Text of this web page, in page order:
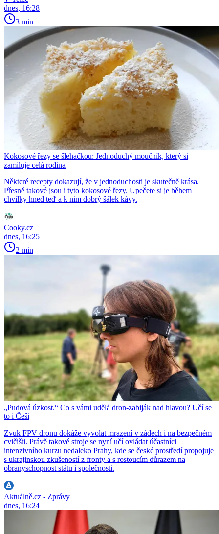
dnes, 16:28
3 min
Kokosové řezy se šlehačkou: Jednoduchý moučník, který si
zamiluje celá rodina
Některé recepty dokazují, že v jednoduchosti je skutečně krása.
Přesně takové jsou i tyto kokosové řezy. Upečete si je během
chvilky hned teď a k nim dobrý šálek kávy.
Cooky.cz
dnes, 16:25
2 min
„Pudová úzkost.“ Co s vámi udělá dron-zabiják nad hlavou? Učí se
to i Češi
Zvuk FPV dronu dokáže vyvolat mrazení v zádech i na bezpečném
cvičišti. Právě takové stroje se nyní učí ovládat účastníci
intenzivního kurzu nedaleko Prahy, kde se české prostředí propojuje
s ukrajinskou zkušeností z fronty a s rostoucím důrazem na
obranyschopnost státu i společnosti.
Aktuálně.cz - Zprávy
dnes, 16:24